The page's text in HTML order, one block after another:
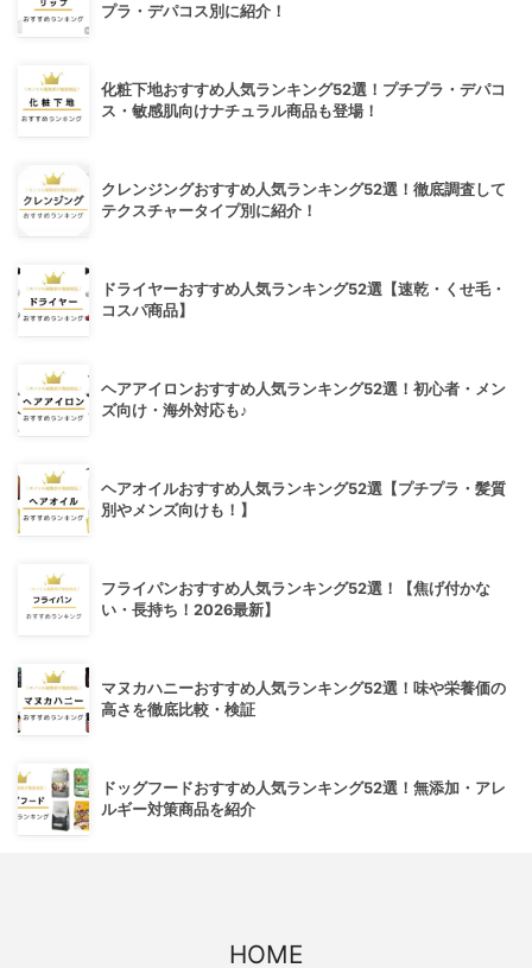
プラ・デパコス別に紹介！
化粧下地おすすめ人気ランキング52選！プチプラ・デパコ
ス・敏感肌向けナチュラル商品も登場！
クレンジングおすすめ人気ランキング52選！徹底調査して
テクスチャータイプ別に紹介！
ドライヤーおすすめ人気ランキング52選【速乾・くせ毛・
コスパ商品】
ヘアアイロンおすすめ人気ランキング52選！初心者・メン
ズ向け・海外対応も♪
ヘアオイルおすすめ人気ランキング52選【プチプラ・髪質
別やメンズ向けも！】
フライパンおすすめ人気ランキング52選！【焦げ付かな
い・長持ち！2026最新】
マヌカハニーおすすめ人気ランキング52選！味や栄養価の
高さを徹底比較・検証
ドッグフードおすすめ人気ランキング52選！無添加・アレ
ルギー対策商品を紹介
HOME